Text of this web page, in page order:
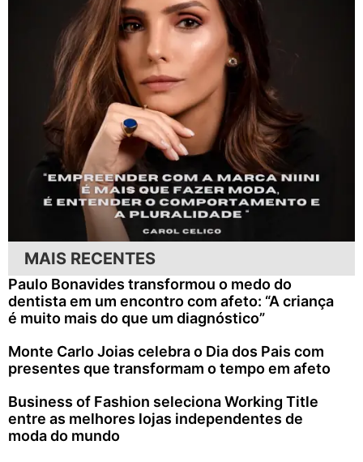
MAIS RECENTES
Paulo Bonavides transformou o medo do
dentista em um encontro com afeto: “A criança
é muito mais do que um diagnóstico”
Monte Carlo Joias celebra o Dia dos Pais com
presentes que transformam o tempo em afeto
Business of Fashion seleciona Working Title
entre as melhores lojas independentes de
moda do mundo